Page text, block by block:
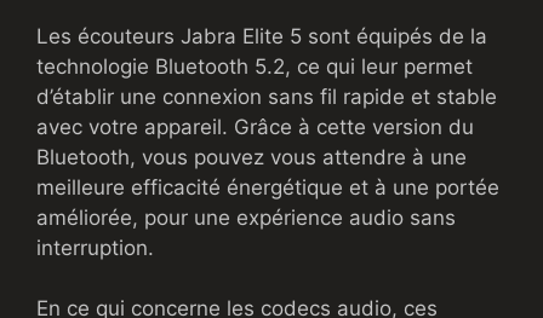
Les écouteurs Jabra Elite 5 sont équipés de la
technologie Bluetooth 5.2, ce qui leur permet
d’établir une connexion sans fil rapide et stable
avec votre appareil. Grâce à cette version du
Bluetooth, vous pouvez vous attendre à une
meilleure efficacité énergétique et à une portée
améliorée, pour une expérience audio sans
interruption.
En ce qui concerne les codecs audio, ces